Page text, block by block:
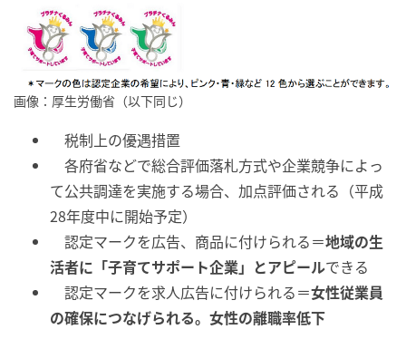
画像：厚生労働省（以下同じ）
税制上の優遇措置
各府省などで総合評価落札方式や企業競争によっ
て公共調達を実施する場合、加点評価される（平成
28年度中に開始予定）
認定マークを広告、商品に付けられる＝地域の生
活者に「子育てサポート企業」とアピールできる
認定マークを求人広告に付けられる＝女性従業員
の確保につなげられる。女性の離職率低下